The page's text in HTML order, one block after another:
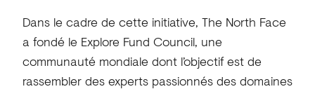
Dans le cadre de cette initiative, The North Face
a fondé le Explore Fund Council, une
communauté mondiale dont l’objectif est de
rassembler des experts passionnés des domaines